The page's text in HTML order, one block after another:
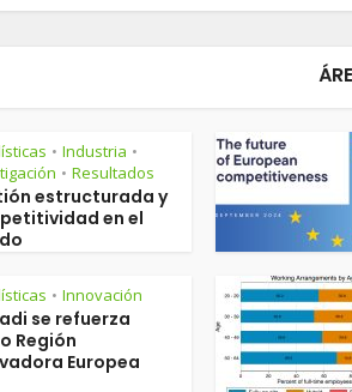
• Industria •
• Resultados
estructurada y
en el
• Innovación
se refuerza
Región
Europea